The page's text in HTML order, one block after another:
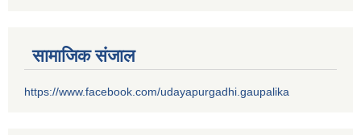
सामाजिक संजाल
https://www.facebook.com/udayapurgadhi.gaupalika